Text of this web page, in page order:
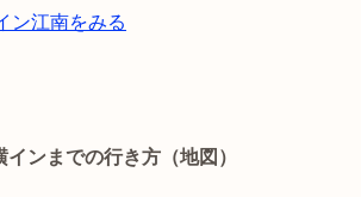
ン江南をみる
ンまでの行き方（地図）